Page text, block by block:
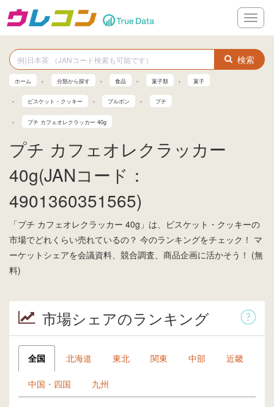
メ
ニ
ー
検索
ホーム 分類から探す 食品 菓子類 菓子
ビスケット・クッキー ブルボン プチ
プチ カフェオレクラッカー 40g
プチ カフェオレクラッカー
40g(JANコード：
4901360351565)
「プチ カフェオレクラッカー 40g」は、ビスケット・クッキーの
市場でどれくらい売れているの？ 今のランキングをチェック！ マ
ーケットシェアを会議資料、競合調査、商品企画に活かそう！ (無
料)
市場シェアのランキング
全国 北海道 東北 関東 中部 近畿
中国・四国 九州